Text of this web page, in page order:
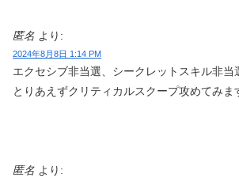
匿名 より:
2024年8月8日 1:14 PM
エクセシブ非当選、シークレットスキル非当
とりあえずクリティカルスクープ攻めてみま
匿名 より: